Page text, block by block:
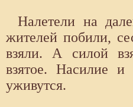
Налетели на
жителей побили,
взяли. А силой
взятое. Насилие
уживутся.